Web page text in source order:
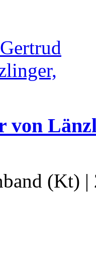
von
(Kt) |